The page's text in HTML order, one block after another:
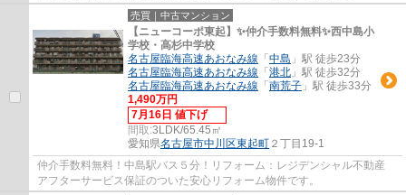
売買｜中古マンション
【ニューコーポ東起】✨️仲介手数料無料✨️西中島小
学校・高杉中学校
名古屋臨海高速あおなみ線 「 中島 」駅 徒歩23分
名古屋臨海高速あおなみ線 「 港北 」駅 徒歩32分
名古屋臨海高速あおなみ線 「 南荒子 」駅 徒歩33分
1,490万円
7月16日 値下げ
間取:3LDK/65.45㎡
愛知県名古屋市中川区東起町 ２丁目19-1
仲介手数料無料！中島駅バス５分！リフォーム：レジデンシャル不動産
アフターサービス保証のついた安心リフォーム物件です。